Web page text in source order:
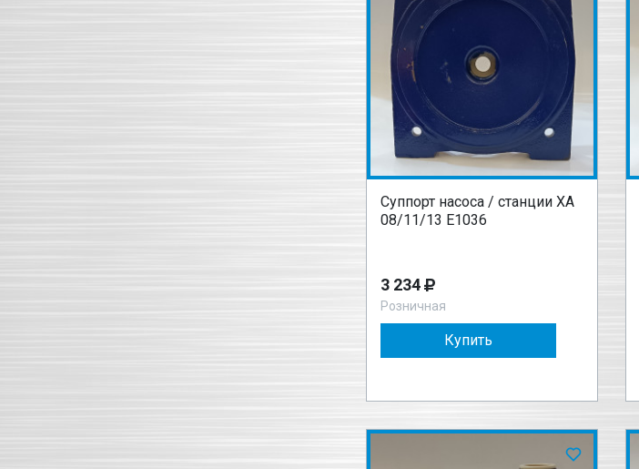
Суппорт насоса / станции XA
08/11/13 E1036
3 234
Розничная
Купить